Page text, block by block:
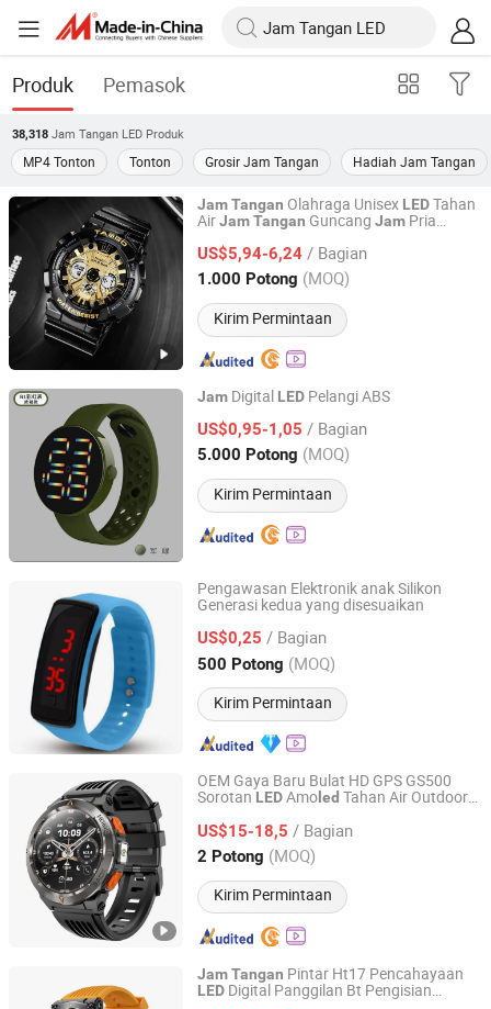
Produk Pemasok
38,318 Jam Tangan LED Produk
MP4 Tonton Tonton Grosir Jam Tangan Hadiah Jam Tangan
JamTangan Olahraga Unisex LEDTahan
AirJamTangan Guncang Jam Pria
US$5,94-6,24 / Bagian
1.000 Potong (MOQ)
Kirim Permintaan
Bluesky Enterprises Co., Ltd.
Guangdong, China Harga mulai 2022
Jam Digital LED Pelangi ABS
US$0,95-1,05 / Bagian
5.000 Potong (MOQ)
Kirim Permintaan
Shenzhen Sino Time Electronic Co., Limited
Guangdong, China Harga mulai 2019
Pengawasan Elektronik anak Silikon
Generasi kedua yang disesuaikan
US$0,25 / Bagian
500 Potong (MOQ)
Kirim Permintaan
Jinjiang Jiaxing Import and Export Co., Ltd.
Fujian, China Harga mulai 2020
OEM Gaya Baru Bulat HD GPS GS500
Sorotan LEDAmo led Tahan Air Outdoor
OlahragaJamTanganPintar Bulat
Silikon Smartwatch
US$15-18,5 / Bagian
2 Potong (MOQ)
Kirim Permintaan
Shenzhen Jingyun Iot Technology Co.,Ltd
Guangdong, China Harga mulai 2022
JamTangan Pintar Ht17 Pencahayaan
LED Digital Panggilan Bt Pengisian
Shenzhen Fuliyu Technology Co., Ltd.